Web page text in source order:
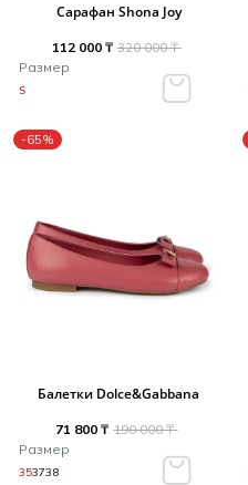
Сарафан Shona Joy
112 000 ₸ 320 000 ₸
Размер
S
-65%
Балетки Dolce&Gabbana
71 800 ₸ 190 000 ₸
Размер
353738